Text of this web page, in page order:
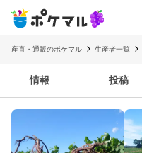
産直・通販のポケマル 生産者一覧
情報 投稿